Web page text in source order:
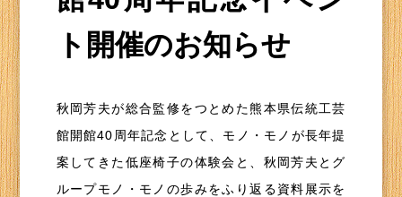
ト開催のお知らせ
秋岡芳夫が総合監修をつとめた熊本県伝統工芸
館開館40周年記念として、モノ・モノが長年提
案してきた低座椅子の体験会と、秋岡芳夫とグ
ループモノ・モノの歩みをふり返る資料展示を